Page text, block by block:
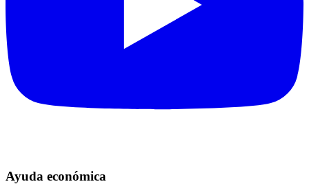
Ayuda económica